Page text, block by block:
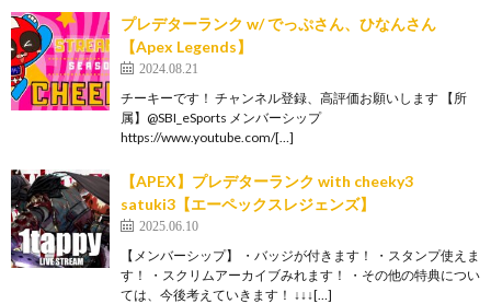
プレデターランク w/ でっぷさん、ひなんさん
【Apex Legends】
2024.08.21
チーキーです！ チャンネル登録、高評価お願いします 【所
属】@SBI_eSports メンバーシップ
https://www.youtube.com/[…]
【APEX】プレデターランク with cheeky3
satuki3【エーペックスレジェンズ】
2025.06.10
【メンバーシップ】 ・バッジが付きます！ ・スタンプ使えま
す！ ・スクリムアーカイブみれます！ ・その他の特典につい
ては、今後考えていきます！ ↓↓↓[…]